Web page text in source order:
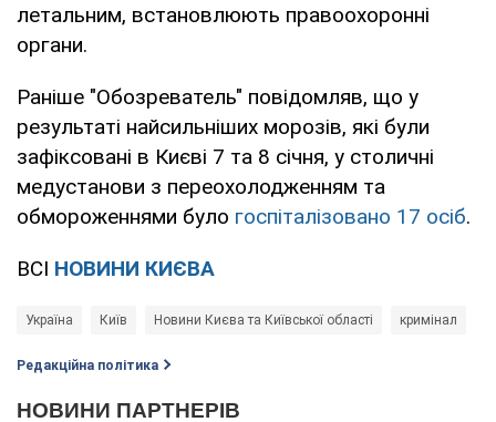
летальним, встановлюють правоохоронні
органи.
Раніше "Обозреватель" повідомляв, що у
результаті найсильніших морозів, які були
зафіксовані в Києві 7 та 8 січня, у столичні
медустанови з переохолодженням та
обмороженнями було госпіталізовано 17 осіб.
ВСІ НОВИНИ КИЄВА
Україна Київ Новини Києва та Київської області кримінал
Редакційна політика